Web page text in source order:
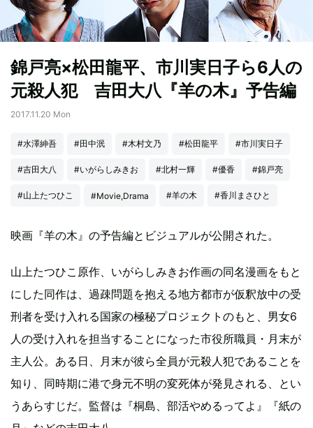
錦戸亮×松田龍平、市川実日子ら6人の
元殺人犯 吉田大八『羊の木』予告編
2017.11.20 Mon
#水澤紳吾 #田中泯 #木村文乃 #松田龍平 #市川実日子
#吉田大八 #いがらしみきお #北村一輝 #優香 #錦戸亮
#山上たつひこ #Movie,Drama #羊の木 #香川まさひと
映画『羊の木』の予告編とビジュアルが公開された。
山上たつひこ原作、いがらしみきお作画の同名漫画をもと
にした同作は、過疎問題を抱える地方都市が仮釈放中の受
刑者を受け入れる国家の極秘プロジェクトのもと、男女6
人の受け入れを担当することになった市役所職員・月末が
主人公。ある日、月末が彼ら全員が元殺人犯であることを
知り、同時期に港で身元不明の変死体が発見される、とい
うあらすじだ。監督は『桐島、部活やめるってよ』『紙の